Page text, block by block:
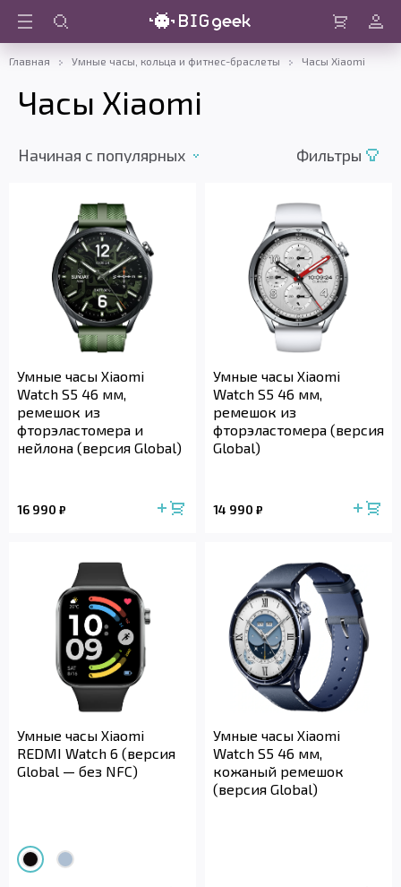
Войти
Главная Умные часы, кольца и фитнес-браслеты Часы Xiaomi
Часы Xiaomi
Начиная c популярных Фильтры
Умные часы Xiaomi
Watch S5 46 мм,
ремешок из
фторэластомера и
нейлона (версия Global)
16 990 ₽
Умные часы Xiaomi
Watch S5 46 мм,
ремешок из
фторэластомера (версия
Global)
14 990 ₽
Умные часы Xiaomi
REDMI Watch 6 (версия
Global — без NFC)
Умные часы Xiaomi
Watch S5 46 мм,
кожаный ремешок
(версия Global)